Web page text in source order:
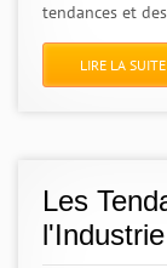
tendances et des
LIRE LA SUITE
Les